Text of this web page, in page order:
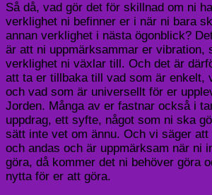
Så då, vad gör det för skillnad om ni
verklighet ni befinner er i när ni bara
annan verklighet i nästa ögonblick?
är att ni uppmärksammar er vibration,
verklighet ni växlar till. Och det är
att ta er tillbaka till vad som är enkelt,
och vad som är universellt för er
Jorden. Många av er fastnar också i
uppdrag, ett syfte, något som ni ska
sätt inte vet om ännu. Och vi säger
och andas och är uppmärksam när ni
göra, då kommer det ni behöver göra
nytta för er att göra.